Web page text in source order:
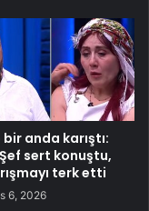
anda karıştı:
sert konuştu,
terk etti
6, 2026